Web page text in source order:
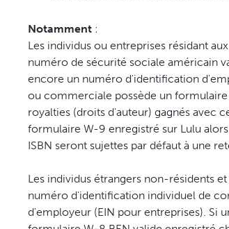
Notamment :
Les individus ou entreprises résidant
numéro de sécurité sociale américain
encore un numéro d'identification
ou commerciale possède un
royalties (droits d'auteur) gagnés avec
formulaire W-9 enregistré sur Lulu
ISBN seront sujettes par défaut à une
Les individus étrangers non-résidents
numéro d'identification individuel de
d'employeur (EIN pour entreprises). Si